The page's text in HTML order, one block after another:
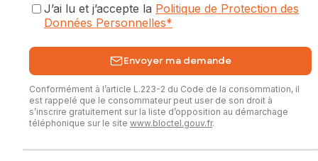
J’ai lu et j’accepte la Politique de Protection des
Données Personnelles*
Envoyer ma demande
Conformément à l’article L.223-2 du Code de la consommation, il
est rappelé que le consommateur peut user de son droit à
s’inscrire gratuitement sur la liste d’opposition au démarchage
téléphonique sur le site www.bloctel.gouv.fr.